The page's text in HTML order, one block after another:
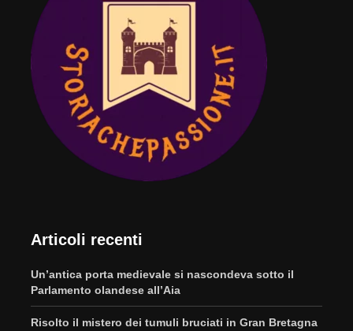
Articoli recenti
Un’antica porta medievale si nascondeva sotto il
Parlamento olandese all’Aia
Risolto il mistero dei tumuli bruciati in Gran Bretagna